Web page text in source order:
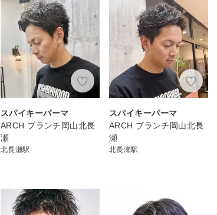
スパイキーパーマ
ARCH ブランチ岡山北長
瀬
北長瀬駅
スパイキーパーマ
ARCH ブランチ岡山北長
瀬
北長瀬駅